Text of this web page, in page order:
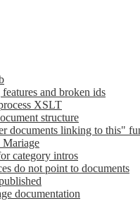
and broken ids
XSLT
structure
documents linking to this"
category intros
do not point to documents
documentation